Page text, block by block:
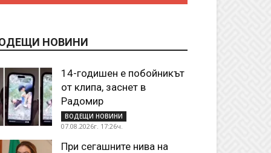
НОВИНИ
14-годишен е побойникът
от клипа, заснет в
Радомир
ВОДЕЩИ НОВИНИ
07.08.2026г. 17:26ч.
При сегашните нива на